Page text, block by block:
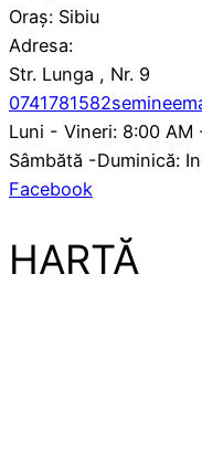
Oraș: Sibiu
Adresa:
Str. Lunga , Nr. 9
0741781582
Luni - Vineri: 8:00 AM
Sâmbătă -Duminică:
Facebook
HARTĂ